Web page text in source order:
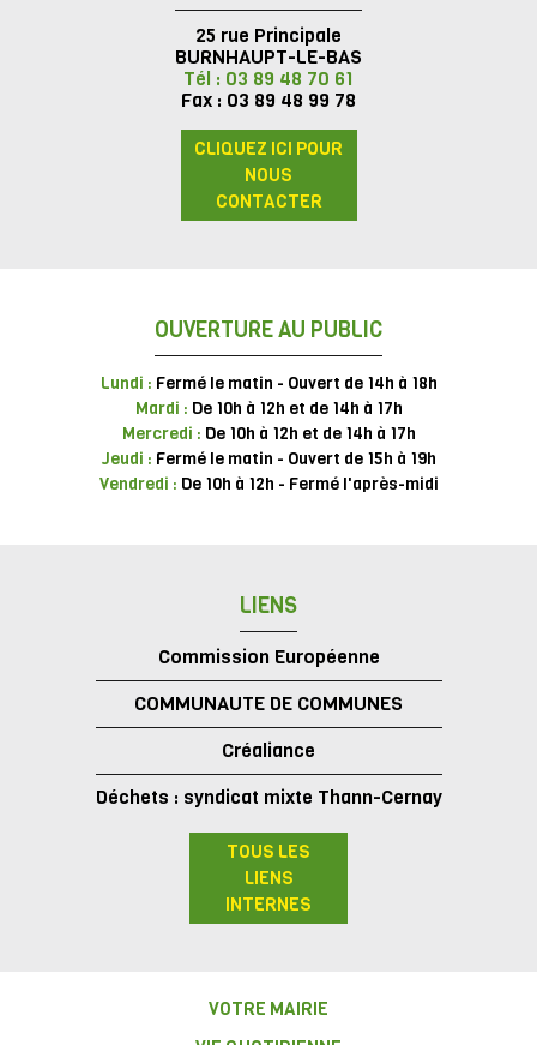
25 rue Principale
BURNHAUPT-LE-BAS
Tél : 03 89 48 70 61
Fax : 03 89 48 99 78
CLIQUEZ ICI POUR
NOUS
CONTACTER
OUVERTURE AU PUBLIC
Lundi : Fermé le matin - Ouvert de 14h à 18h
Mardi : De 10h à 12h et de 14h à 17h
Mercredi : De 10h à 12h et de 14h à 17h
Jeudi : Fermé le matin - Ouvert de 15h à 19h
Vendredi : De 10h à 12h - Fermé l'après-midi
LIENS
Commission Européenne
COMMUNAUTE DE COMMUNES
Créaliance
Déchets : syndicat mixte Thann-Cernay
TOUS LES
LIENS
INTERNES
VOTRE MAIRIE